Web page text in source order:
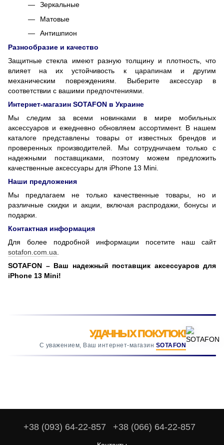
Зеркальные
Матовые
Антишпион
Разнообразие и качество
Защитные стекла имеют разную толщину и плотность, что
влияет на их устойчивость к царапинам и другим
механическим повреждениям. Выберите аксессуар в
соответствии с вашими предпочтениями.
Интернет-магазин SOTAFON в Украине
Мы следим за всеми новинками в мире мобильных
аксессуаров и ежедневно обновляем ассортимент. В нашем
каталоге представлены товары от известных брендов и
проверенных производителей. Мы сотрудничаем только с
надежными поставщиками, поэтому можем предложить
качественные аксессуары для iPhone 13 Mini.
Наши предложения
Мы предлагаем не только качественные товары, но и
различные скидки и акции, включая распродажи, бонусы и
подарки.
Контактная информация
Для более подробной информации посетите наш сайт
sotafon.com.ua.
SOTAFON – Ваш надежный поставщик аксессуаров для
iPhone 13 Mini!
УДАЧНЫХ ПОКУПОК!
С уважением, Ваш интернет-магазин SOTAFON
+38 (093) 64-22-857 +38 (066) 64-22-857